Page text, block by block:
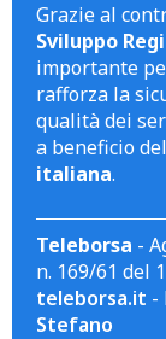
Grazie al
Sviluppo
importante
rafforza la
qualità dei
a beneficio
italiana.
Teleborsa -
n. 169/61 del
teleborsa.it -
Stefano